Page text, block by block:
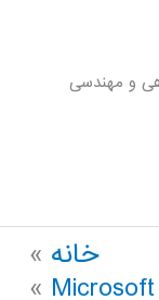
و مهندسی
خانه